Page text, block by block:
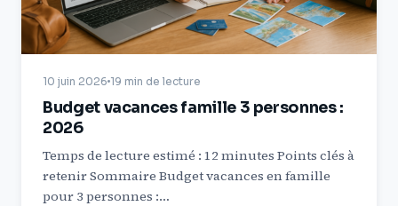
10 juin 2026 19 min de lecture
Budget vacances famille 3 personnes :
2026
Temps de lecture estimé : 12 minutes Points clés à
retenir Sommaire Budget vacances en famille
pour 3 personnes :…